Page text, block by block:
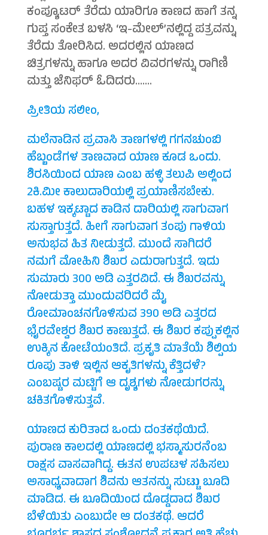
ಕಂಪ್ಯೂಟರ್ ತೆರೆದು ಯಾರಿಗೂ ಕಾಣದ ಹಾಗೆ ತನ್ನ
ಗುಪ್ತ ಸಂಕೇತ ಬಳಸಿ ‘ಇ-ಮೇಲ್’ನಲ್ಲಿದ್ದ ಪತ್ರವನ್ನು
ತೆರೆದು ತೋರಿಸಿದ. ಅದರಲ್ಲಿನ ಯಾಣದ
ಚಿತ್ರಗಳನ್ನು ಹಾಗೂ ಅದರ ವಿವರಗಳನ್ನು ರಾಗಿಣಿ
ಮತ್ತು ಜೆನಿಫರ್ ಓದಿದರು…….
ಪ್ರೀತಿಯ ಸಲೀಂ,
ಮಲೆನಾಡಿನ ಪ್ರವಾಸಿ ತಾಣಗಳಲ್ಲಿ ಗಗನಚುಂಬಿ
ಹೆಬ್ಬಂಡೆಗಳ ತಾಣವಾದ ಯಾಣ ಕೂಡ ಒಂದು.
ಶಿರಸಿಯಿಂದ ಯಾಣ ಎಂಬ ಹಳ್ಳಿ ತಲುಪಿ ಅಲ್ಲಿಂದ
2ಕಿ.ಮೀ ಕಾಲುದಾರಿಯಲ್ಲಿ ಪ್ರಯಾಣಿಸಬೇಕು.
ಬಹಳ ಇಕ್ಕಟ್ಟಾದ ಕಾಡಿನ ದಾರಿಯಲ್ಲಿ ಸಾಗುವಾಗ
ಸುಸ್ತಾಗುತ್ತದೆ. ಹೀಗೆ ಸಾಗುವಾಗ ತಂಪು ಗಾಳಿಯ
ಅನುಭವ ಹಿತ ನೀಡುತ್ತದೆ. ಮುಂದೆ ಸಾಗಿದರೆ
ನಮಗೆ ಮೋಹಿನಿ ಶಿಖರ ಎದುರಾಗುತ್ತದೆ. ಇದು
ಸುಮಾರು 300 ಅಡಿ ಎತ್ತರವಿದೆ. ಈ ಶಿಖರವನ್ನು
ನೋಡುತ್ತಾ ಮುಂದುವರಿದರೆ ಮೈ
ರೋಮಾಂಚನಗೊಳಿಸುವ 390 ಅಡಿ ಎತ್ತರದ
ಭೈರವೇಶ್ವರ ಶಿಖರ ಕಾಣುತ್ತದೆ. ಈ ಶಿಖರ ಕಪ್ಪುಕಲ್ಲಿನ
ಉಕ್ಕಿನ ಕೋಟೆಯಂತಿದೆ. ಪ್ರಕೃತಿ ಮಾತೆಯೆ ಶಿಲ್ಪಿಯ
ರೂಪು ತಾಳಿ ಇಲ್ಲಿನ ಆಕೃತಿಗಳನ್ನು ಕೆತ್ತಿದಳೆ?
ಎಂಬಷ್ಟರ ಮಟ್ಟಿಗೆ ಆ ದೃಶ್ಯಗಳು ನೋಡುಗರನ್ನು
ಚಕಿತಗೊಳಿಸುತ್ತವೆ.
ಯಾಣದ ಕುರಿತಾದ ಒಂದು ದಂತಕಥೆಯಿದೆ.
ಪುರಾಣ ಕಾಲದಲ್ಲಿ ಯಾಣದಲ್ಲಿ ಭಸ್ಮಾಸುರನೆಂಬ
ರಾಕ್ಷಸ ವಾಸವಾಗಿದ್ದ. ಈತನ ಉಪಟಳ ಸಹಿಸಲು
ಅಸಾಧ್ಯವಾದಾಗ ಶಿವನು ಆತನನ್ನು ಸುಟ್ಟು ಬೂದಿ
ಮಾಡಿದ. ಈ ಬೂದಿಯಿಂದ ದೊಡ್ಡದಾದ ಶಿಖರ
ಬೆಳೆಯಿತು ಎಂಬುದೇ ಆ ದಂತಕಥೆ. ಆದರೆ